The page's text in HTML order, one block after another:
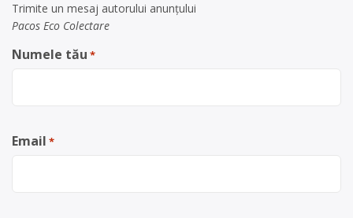
Trimite un mesaj autorului anunţului
Pacos Eco Colectare
Numele tău *
Email *